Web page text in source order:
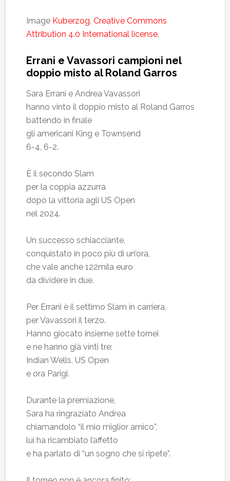
Image Kuberzog, Creative Commons
Attribution 4.0 International license.
Errani e Vavassori campioni nel
doppio misto al Roland Garros
Sara Errani e Andrea Vavassori
hanno vinto il doppio misto al Roland Garros
battendo in finale
gli americani King e Townsend
6-4, 6-2.
È il secondo Slam
per la coppia azzurra
dopo la vittoria agli US Open
nel 2024.
Un successo schiacciante,
conquistato in poco più di un’ora,
che vale anche 122mila euro
da dividere in due.
Per Errani è il settimo Slam in carriera,
per Vavassori il terzo.
Hanno giocato insieme sette tornei
e ne hanno già vinti tre:
Indian Wells, US Open
e ora Parigi.
Durante la premiazione,
Sara ha ringraziato Andrea
chiamandolo “il mio miglior amico”,
lui ha ricambiato l’affetto
e ha parlato di “un sogno che si ripete”.